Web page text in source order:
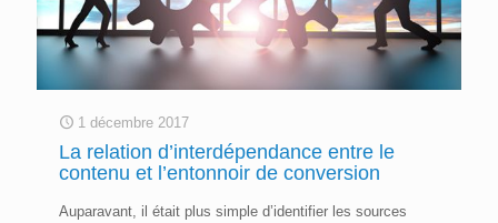
1 décembre 2017
La relation d’interdépendance entre le
contenu et l’entonnoir de conversion
Auparavant, il était plus simple d’identifier les sources